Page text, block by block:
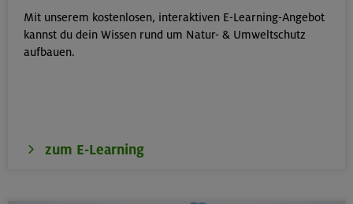
Mit unserem kostenlosen, interaktiven E-Learning-Angebot
kannst du dein Wissen rund um Natur- & Umweltschutz
aufbauen.
zum E-Learning